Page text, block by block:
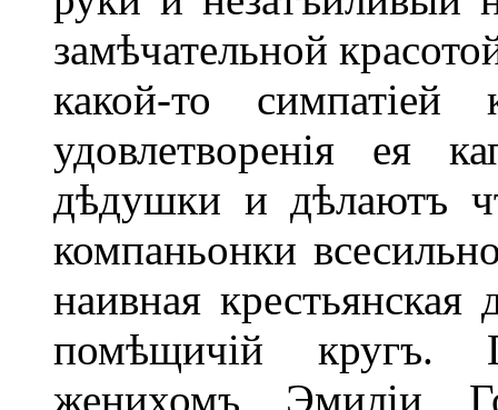
замѣчательной
какой-то
удовлетворенія ея
дѣдушки и дѣлаютъ
компаньонки
наивная крестьянская
помѣщичій кругъ.
женихомъ Эмиліи